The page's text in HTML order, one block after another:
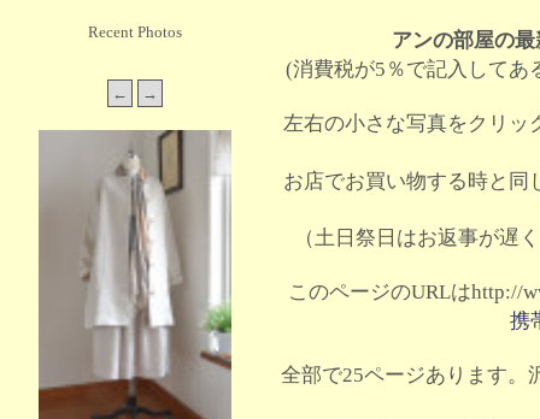
Recent Photos
アンの部屋の
(消費税が5％で記入してあ
左右の小さな写真をクリッ
お店でお買い物する時と同
（土日祭日はお返事が遅
このページのURLはhttp://
携
全部で25ページあります。